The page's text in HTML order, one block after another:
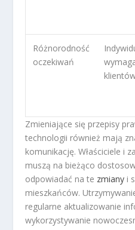
Różnorodność
oczekiwań
Zmieniające się przepisy
technologii również mają
komunikację. Właściciele i
muszą na bieżąco
odpowiadać na te zmiany i
mieszkańców.
regularne aktualizowanie
wykorzystywanie